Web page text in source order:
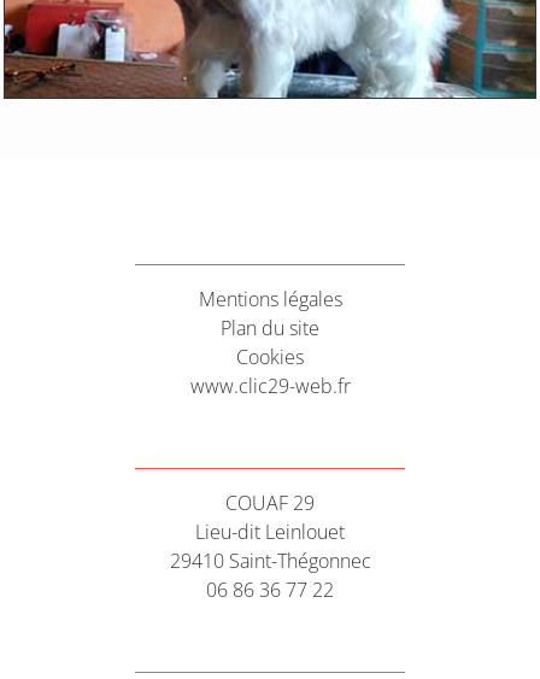
Mentions légales
Plan du site
Cookies
www.clic29-web.fr
COUAF 29
Lieu-dit Leinlouet
29410 Saint-Thégonnec
06 86 36 77 22